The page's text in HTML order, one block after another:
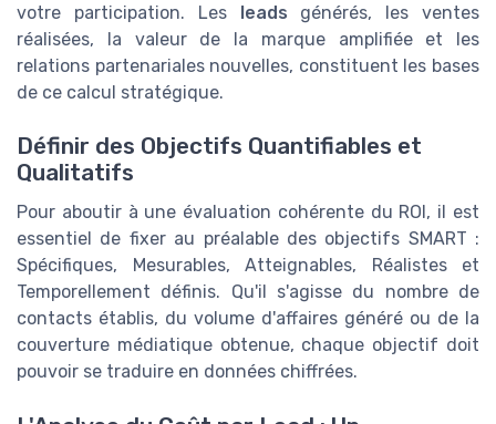
votre participation. Les leads générés, les ventes
réalisées, la valeur de la marque amplifiée et les
relations partenariales nouvelles, constituent les bases
de ce calcul stratégique.
Définir des Objectifs Quantifiables et
Qualitatifs
Pour aboutir à une évaluation cohérente du ROI, il est
essentiel de fixer au préalable des objectifs SMART :
Spécifiques, Mesurables, Atteignables, Réalistes et
Temporellement définis. Qu'il s'agisse du nombre de
contacts établis, du volume d'affaires généré ou de la
couverture médiatique obtenue, chaque objectif doit
pouvoir se traduire en données chiffrées.